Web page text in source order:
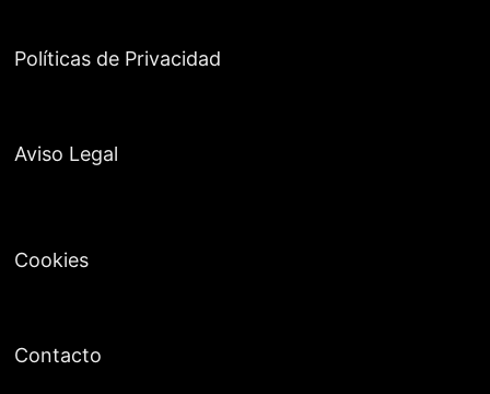
Políticas de Privacidad
Aviso Legal
Cookies
Contacto